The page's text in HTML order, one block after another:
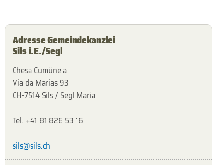
Adresse Gemeindekanzlei
Sils i.E./Segl
Chesa Cumünela
Via da Marias 93
CH-7514 Sils / Segl Maria
Tel. +41 81 826 53 16
sils@sils.ch